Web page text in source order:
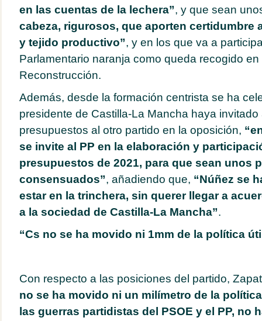
en las cuentas de la lechera”, y que sean
cabeza, rigurosos, que aporten certidumbre
y tejido productivo”, y en los que va a
Parlamentario naranja como queda recogido
Reconstrucción.
Además, desde la formación centrista se ha
presidente de Castilla-La Mancha haya
presupuestos al otro partido en la oposición,
se invite al PP en la elaboración y
presupuestos de 2021, para que sean unos
consensuados”, añadiendo que, “Núñez se
estar en la trinchera, sin querer llegar a
a la sociedad de Castilla-La Mancha”.
“Cs no se ha movido ni 1mm de la política
Con respecto a las posiciones del partido,
no se ha movido ni un milímetro de la
las guerras partidistas del PSOE y el PP, no